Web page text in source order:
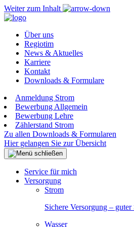
Weiter zum Inhalt
Über uns
Regiotim
News & Aktuelles
Karriere
Kontakt
Downloads & Formulare
Anmeldung Strom
Bewerbung Allgemein
Bewerbung Lehre
Zählerstand Strom
Zu allen Downloads & Formularen
Hier gelangen Sie zur Übersicht
Service für mich
Versorgung
Strom
Sichere Versorgung –
Wasser